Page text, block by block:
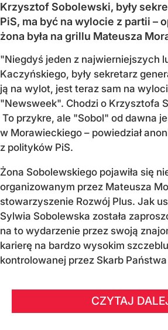
Krzysztof Sobolewski, były
PiS, ma być na wylocie z partii –
żona była na grillu Mateusza
"Niegdyś jeden z najwierniejszych
Kaczyńskiego, były sekretarz
ją na wylot, jest teraz sam na
"Newsweek". Chodzi o Krzysztofa
To przykre, ale "Sobol" od dawna
w Morawieckiego – powiedział
z polityków PiS.
Żona Sobolewskiego pojawiła się
organizowanym przez Mateusza
stowarzyszenie Rozwój Plus. Jak
Sylwia Sobolewska została
na to wydarzenie przez swoją
karierę na bardzo wysokim
kontrolowanej przez Skarb Państwa
CZYTAJ